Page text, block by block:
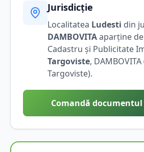
Jurisdicție
Localitatea Ludesti din
DAMBOVITAaparține
Cadastru și Publicitate
Targoviste, DAMBOVITA
Targoviste).
Comandă